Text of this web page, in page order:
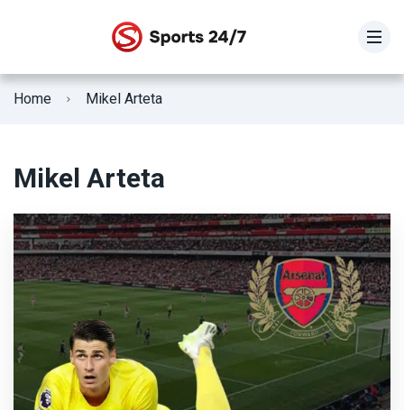
Home Mikel Arteta
Mikel Arteta
ΕΘΝΙΚΗ ΕΛΛΑΔΟΣ
Fifa Club World Cup